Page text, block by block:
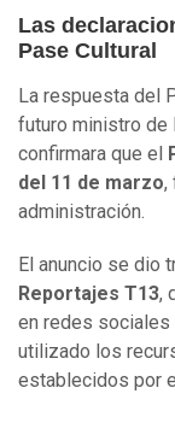
Las
Pase Cultural
La respuesta del
futuro ministro de
confirmara que el
del 11 de marzo,
administración.
El anuncio se dio
Reportajes T13,
en redes sociales
utilizado los
establecidos por